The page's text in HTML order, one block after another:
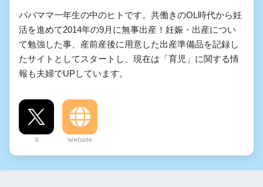
パパママ一年生の中のヒトです。共働きのOL時代から妊
活を進めて2014年の9月に無事出産！妊娠・出産につい
て勉強した事、産前産後に用意した出産準備品を記録し
たサイトとしてスタートし、現在は「育児」に関する情
報も夫婦でUPしています。
X Website